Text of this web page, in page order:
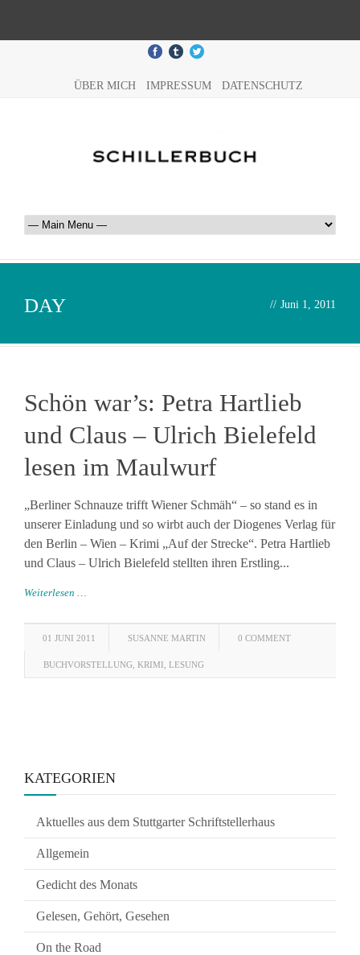
ÜBER MICH IMPRESSUM DATENSCHUTZ
DAY // Juni 1, 2011
Schön war’s: Petra Hartlieb
und Claus – Ulrich Bielefeld
lesen im Maulwurf
„Berliner Schnauze trifft Wiener Schmäh“ – so stand es in
unserer Einladung und so wirbt auch der Diogenes Verlag für
den Berlin – Wien – Krimi „Auf der Strecke“. Petra Hartlieb
und Claus – Ulrich Bielefeld stellten ihren Erstling...
Weiterlesen …
01 JUNI 2011 SUSANNE MARTIN 0 COMMENT
BUCHVORSTELLUNG KRIMI LESUNG
KATEGORIEN
Aktuelles aus dem Stuttgarter Schriftstellerhaus
Allgemein
Gedicht des Monats
Gelesen, Gehört, Gesehen
On the Road